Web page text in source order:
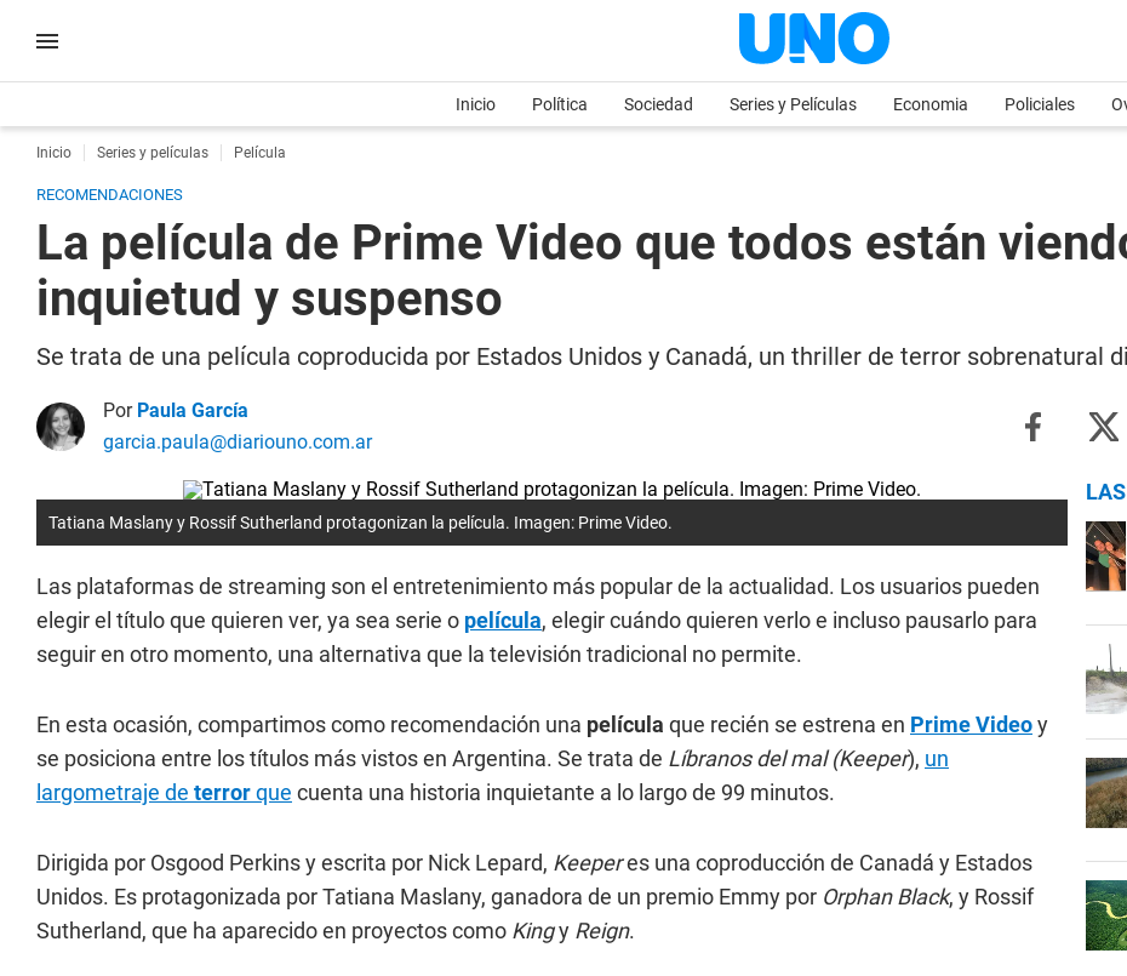
Inicio Política Sociedad Series y Películas Economia Policiales
Inicio Series y películas Película
RECOMENDACIONES
La película de Prime Video que todos están
inquietud y suspenso
Se trata de una película coproducida por Estados Unidos y Canadá, un thriller de terror sobrenatural
Por Paula García
garcia.paula@diariouno.com.ar
Tatiana Maslany y Rossif Sutherland protagonizan la película. Imagen: Prime Video.
Las plataformas de streaming son el entretenimiento más popular de la actualidad. Los usuarios pueden
elegir el título que quieren ver, ya sea serie o película, elegir cuándo quieren verlo e incluso pausarlo para
seguir en otro momento, una alternativa que la televisión tradicional no permite.
En esta ocasión, compartimos como recomendación una película que recién se estrena en Prime Videoy
se posiciona entre los títulos más vistos en Argentina. Se trata de Líbranos del mal (Keeper), un
largometraje de terrorque cuenta una historia inquietante a lo largo de 99 minutos.
Dirigida por Osgood Perkins y escrita por Nick Lepard, Keeperes una coproducción de Canadá y Estados
Unidos. Es protagonizada por Tatiana Maslany, ganadora de un premio Emmy por Orphan Black, y Rossif
Sutherland, que ha aparecido en proyectos como Kingy Reign.